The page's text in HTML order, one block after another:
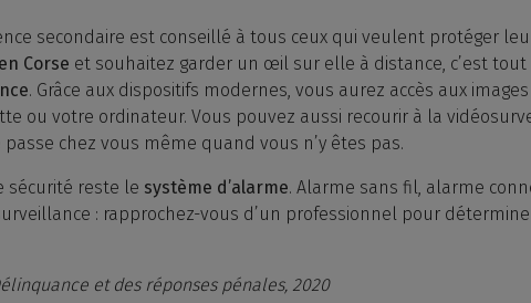
secondaire est conseillé à tous ceux qui veulent protéger
Corse et souhaitez garder un œil sur elle à distance, c’est
. Grâce aux dispositifs modernes, vous aurez accès aux
ou votre ordinateur. Vous pouvez aussi recourir à la
chez vous même quand vous n’y êtes pas.
sécurité reste le système d’alarme. Alarme sans fil, alarme
: rapprochez-vous d’un professionnel pour
et des réponses pénales, 2020